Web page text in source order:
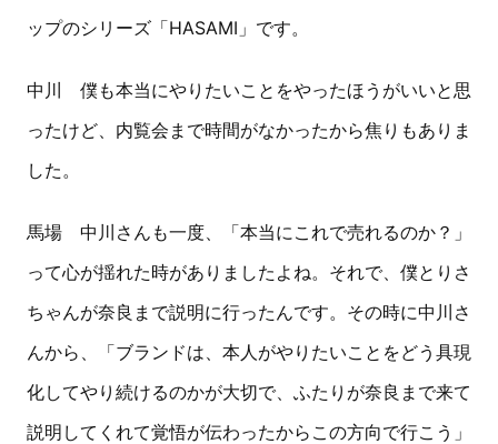
ップのシリーズ「HASAMI」です。
中川 僕も本当にやりたいことをやったほうがいいと思
ったけど、内覧会まで時間がなかったから焦りもありま
した。
馬場 中川さんも一度、「本当にこれで売れるのか？」
って心が揺れた時がありましたよね。それで、僕とりさ
ちゃんが奈良まで説明に行ったんです。その時に中川さ
んから、「ブランドは、本人がやりたいことをどう具現
化してやり続けるのかが大切で、ふたりが奈良まで来て
説明してくれて覚悟が伝わったからこの方向で行こう」